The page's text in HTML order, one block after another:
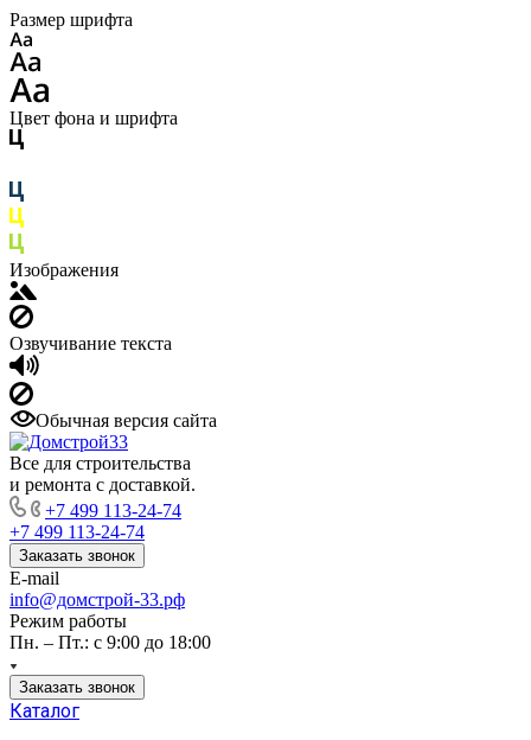
Размер шрифта
Цвет фона и шрифта
Изображения
Озвучивание текста
Обычная версия сайта
Все для строительства
и ремонта с доставкой.
+7 499 113-24-74
+7 499 113-24-74
Заказать звонок
E-mail
info@домстрой-33.рф
Режим работы
Пн. – Пт.: с 9:00 до 18:00
Заказать звонок
Каталог